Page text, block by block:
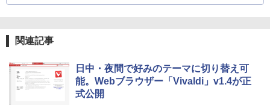
関連記事
日中・夜間で好みのテーマに切り替え可
能。Webブラウザー「Vivaldi」v1.4が正
式公開